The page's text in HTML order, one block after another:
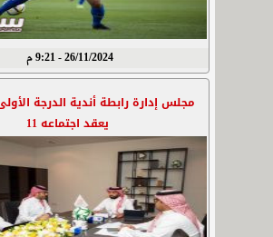
26/11/2024 - 9:21 م
مجلس إدارة رابطة أندية الدرجة
يعقد اجتماعه 11